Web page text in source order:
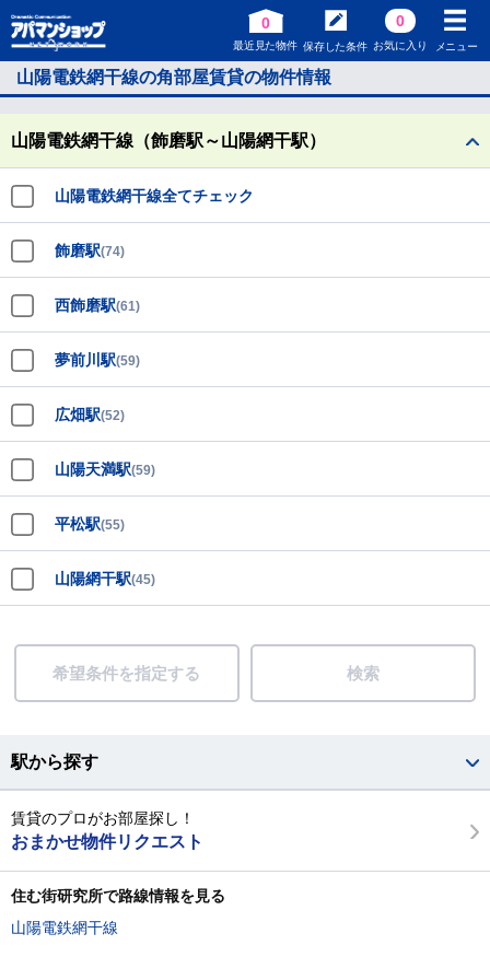
0
最近見た物件 保存した条件
0
お気に入り メニュー
山陽電鉄網干線の角部屋賃貸の物件情報
山陽電鉄網干線（飾磨駅～山陽網干駅）
山陽電鉄網干線全てチェック
飾磨駅(74)
西飾磨駅(61)
夢前川駅(59)
広畑駅(52)
山陽天満駅(59)
平松駅(55)
山陽網干駅(45)
希望条件を指定する 検索
駅から探す
賃貸のプロがお部屋探し！
おまかせ物件リクエスト
住む街研究所で路線情報を見る
山陽電鉄網干線